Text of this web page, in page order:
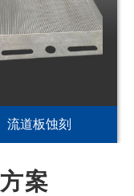
黄铜发热膜蚀刻
案